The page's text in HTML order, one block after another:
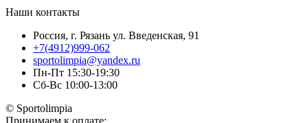
Наши контакты
Россия, г. Рязань ул. Введенская, 91
+7(4912)999-062
sportolimpia@yandex.ru
Пн-Пт 15:30-19:30
Сб-Вс 10:00-13:00
© Sportolimpia